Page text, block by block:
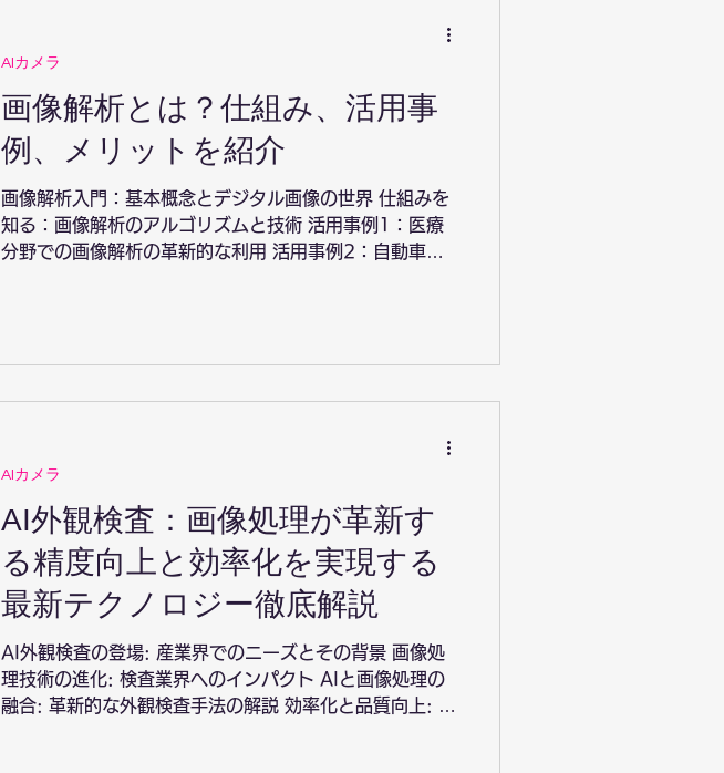
画像解析とは？仕組み、活用事
例、メリットを紹介
画像解析入門：基本概念とデジタル画像の世界 仕組みを
知る：画像解析のアルゴリズムと技術 活用事例1：医療
分野での画像解析の革新的な利用 活用事例2：自動車産
AIカメラ
AI外観検査：画像処理が革新す
る精度向上と効率化を実現する
最新テクノロジー徹底解説
AI外観検査の登場: 産業界でのニーズとその背景 画像処
理技術の進化: 検査業界へのインパクト AIと画像処理の
融合: 革新的な外観検査手法の解説 効率化と品質向上: AI
AIカメラ